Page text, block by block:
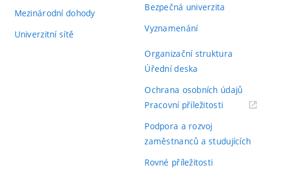
Mezinárodní dohody
Univerzitní sítě
Bezpečná univerzita
Vyznamenání
Organizační struktura
Úřední deska
Ochrana osobních údajů
Pracovní příležitosti(externí
Podpora a rozvoj
zaměstnanců a studujících
Rovné příležitosti